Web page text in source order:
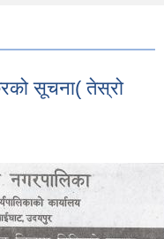
सूचना( तेस्रो